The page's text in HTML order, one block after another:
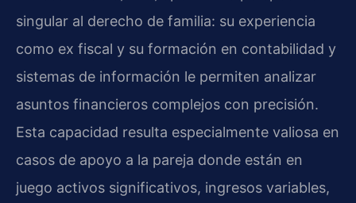
singular al derecho de familia: su experiencia
como ex fiscal y su formación en contabilidad y
sistemas de información le permiten analizar
asuntos financieros complejos con precisión.
Esta capacidad resulta especialmente valiosa en
casos de apoyo a la pareja donde están en
juego activos significativos, ingresos variables,